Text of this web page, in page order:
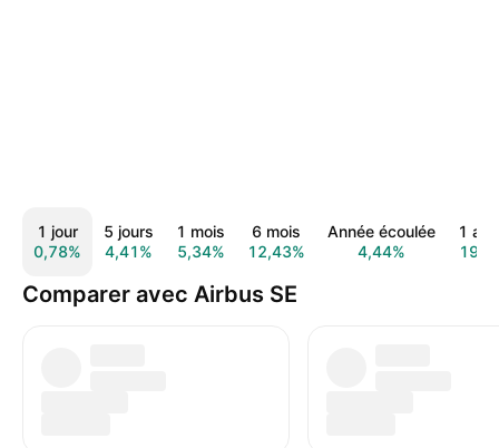
1 jour
0,78%
5 jours
4,41%
1 mois
5,34%
6 mois
12,43%
Année écoulée
4,44%
1
Comparer avec Airbus SE